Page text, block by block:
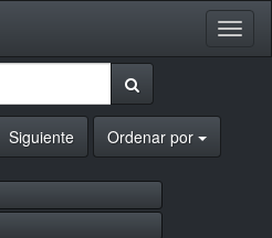
Siguiente Ordenar por